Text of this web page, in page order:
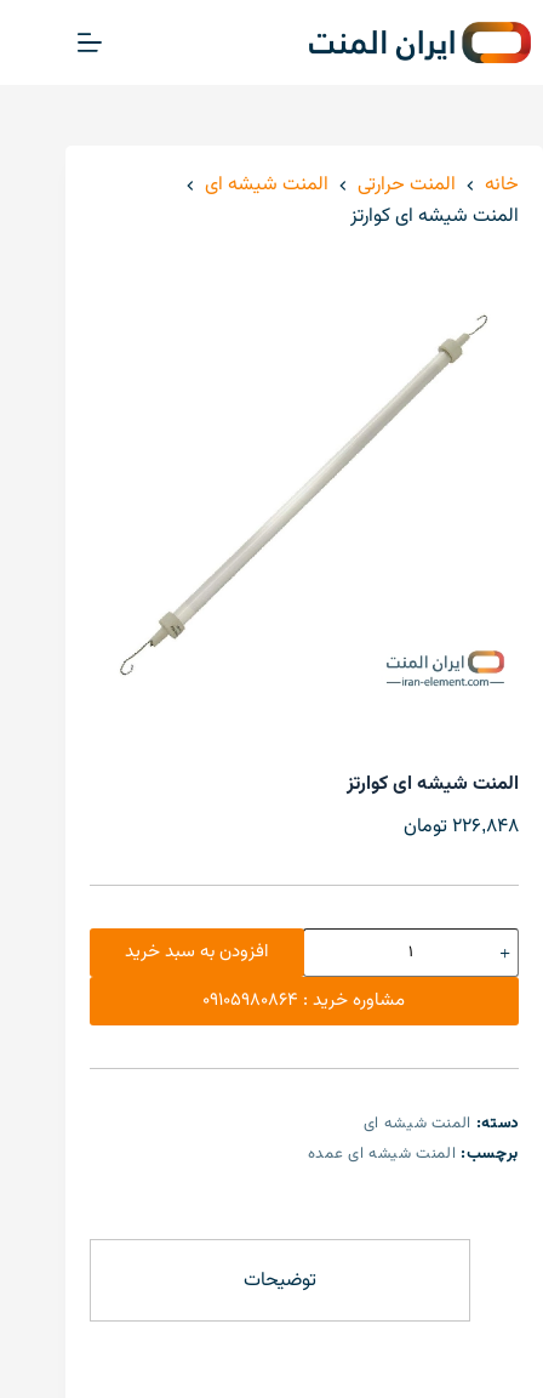
خانه المنت حرارتی
المنت شیشه ای
المنت شیشه ای کوارتز
المنت شیشه ای کوارتز
226,848 تومان
افزودن به سبد خرید
مشاوره خرید : 09105980864
دسته: المنت شیشه ای
برچسب: المنت شیشه ای عمده
توضیحات